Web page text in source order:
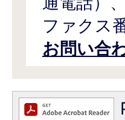
ファクス
お問い合